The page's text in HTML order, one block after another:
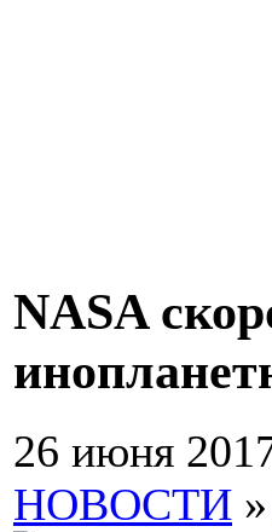
NASA
26 июня
НОВОСТИ »